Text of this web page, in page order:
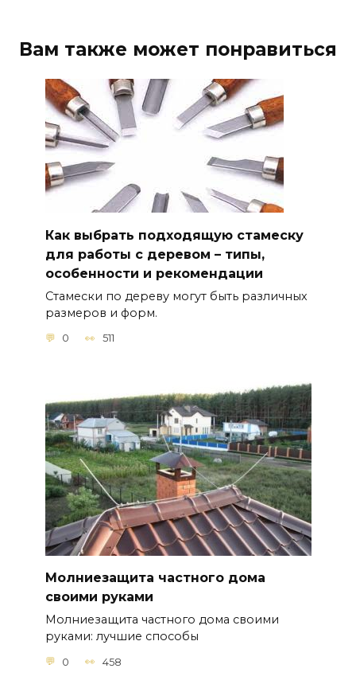
Вам также может понравиться
Как выбрать подходящую стамеску
для работы с деревом – типы,
особенности и рекомендации
Стамески по дереву могут быть различных
размеров и форм.
0 511
Молниезащита частного дома
своими руками
Молниезащита частного дома своими
руками: лучшие способы
0 458